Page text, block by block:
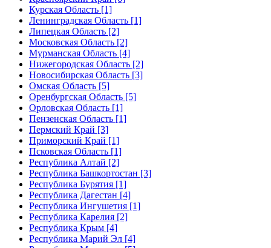
Курская Область [1]
Ленинградская Область [1]
Липецкая Область [2]
Московская Область [2]
Мурманская Область [4]
Нижегородская Область [2]
Новосибирская Область [3]
Омская Область [5]
Оренбургская Область [5]
Орловская Область [1]
Пензенская Область [1]
Пермский Край [3]
Приморский Край [1]
Псковская Область [1]
Республика Алтай [2]
Республика Башкортостан [3]
Республика Бурятия [1]
Республика Дагестан [4]
Республика Ингушетия [1]
Республика Карелия [2]
Республика Крым [4]
Республика Марий Эл [4]